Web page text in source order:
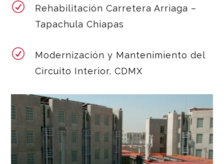
R
Rehabilitación Carretera Arriaga –
Tapachula Chiapas
R
Modernización y Mantenimiento del
Circuito Interior, CDMX